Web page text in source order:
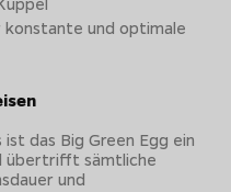
konstante und optimale
das Big Green Egg ein
übertrifft sämtliche
und